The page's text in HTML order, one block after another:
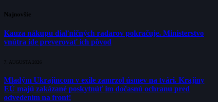
Najnovšie
Kauza nákupu diaľničných radarov pokračuje. Ministerstvo
vnútra ide preverovať ich pôvod
7. AUGUSTA 2026
Mladým Ukrajincom v exile zamrzol úsmev na tvári. Krajiny
EÚ majú zakázané poskytnúť im dočasnú ochranu pred
odvedením na front!